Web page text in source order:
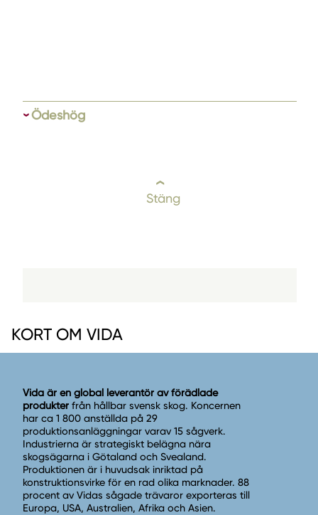
Ödeshög
Stäng
KORT OM VIDA
Vida är en global leverantör av förädlade
produkter från hållbar svensk skog. Koncernen
har ca 1 800 anställda på 29
produktionsanläggningar varav 15 sågverk.
Industrierna är strategiskt belägna nära
skogsägarna i Götaland och Svealand.
Produktionen är i huvudsak inriktad på
konstruktionsvirke för en rad olika marknader. 88
procent av Vidas sågade trävaror exporteras till
Europa, USA, Australien, Afrika och Asien.